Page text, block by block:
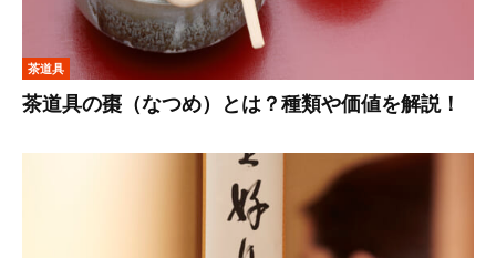
茶道具
茶道具の棗（なつめ）とは？種類や価値を解説！